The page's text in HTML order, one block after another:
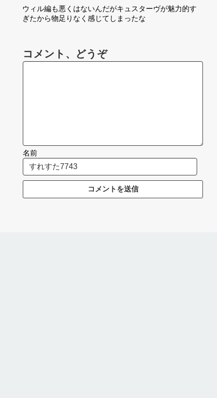
ウィル編も悪くはないんだがキュスターヴが魅力的す
ぎたから物足りなく感じてしまったな
コメント、どうぞ
名前